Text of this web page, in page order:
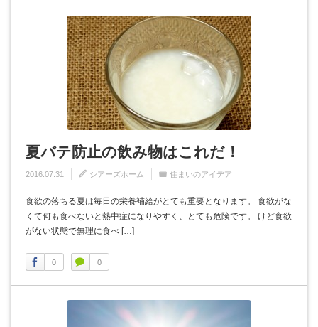
夏バテ防止の飲み物はこれだ！
2016.07.31 シアーズホーム 住まいのアイデア
食欲の落ちる夏は毎日の栄養補給がとても重要となります。 食欲がな
くて何も食べないと熱中症になりやすく、とても危険です。 けど食欲
がない状態で無理に食べ […]
0 0